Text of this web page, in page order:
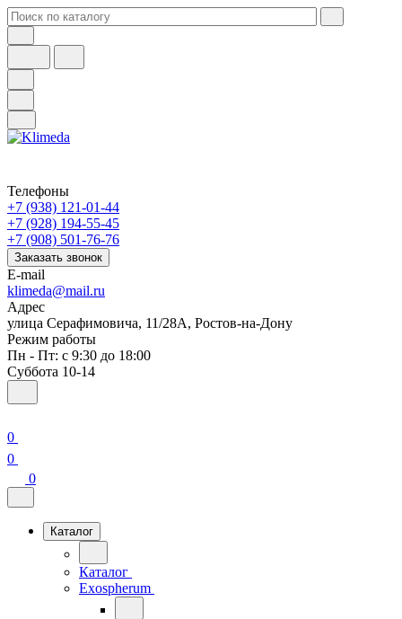
Телефоны
+7 (938) 121-01-44
+7 (928) 194-55-45
+7 (908) 501-76-76
Заказать звонок
E-mail
klimeda@mail.ru
Адрес
улица Серафимовича, 11/28А, Ростов-на-Дону
Режим работы
Пн - Пт: с 9:30 до 18:00
Суббота 10-14
0
0
0
Каталог
Каталог
Exospherum